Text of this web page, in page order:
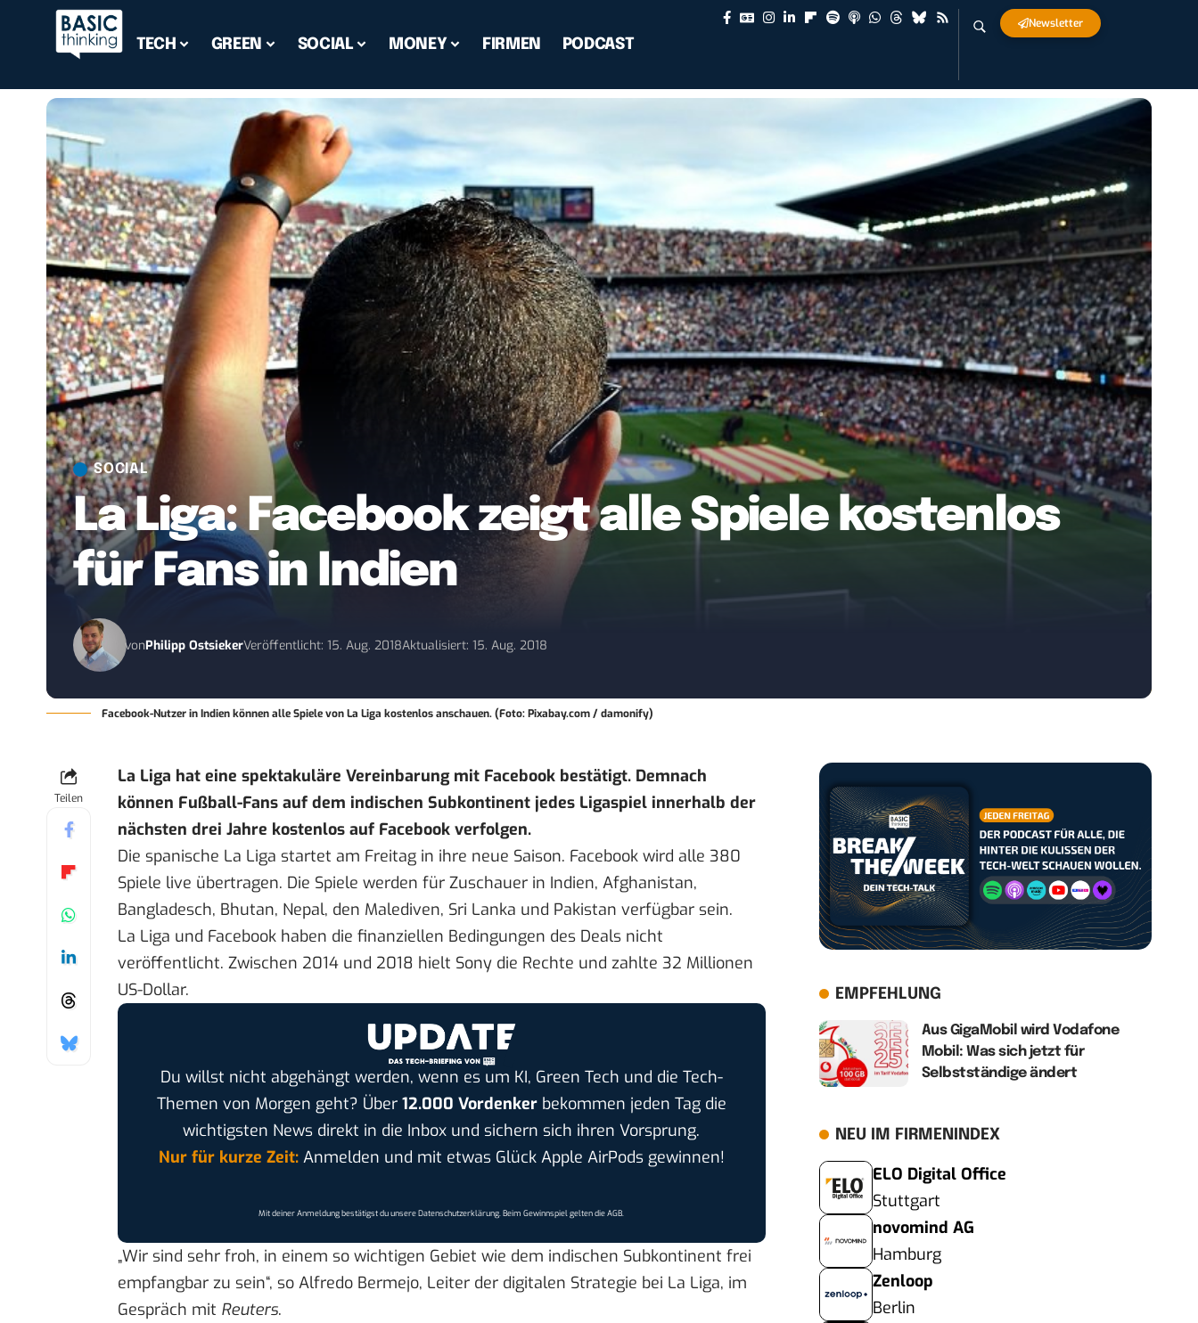
TECH GREEN SOCIAL MONEY FIRMEN PODCAST
Newsletter
SOCIAL
La Liga: Facebook zeigt alle Spiele kostenlos
für Fans in Indien
vonPhilipp OstsiekerVeröffentlicht: 15. Aug. 2018Aktualisiert: 15. Aug. 2018
Facebook-Nutzer in Indien können alle Spiele von La Liga kostenlos anschauen. (Foto: Pixabay.com / damonify)
Teilen
La Liga hat eine spektakuläre Vereinbarung mit Facebook bestätigt. Demnach
können Fußball-Fans auf dem indischen Subkontinent jedes Ligaspiel innerhalb der
nächsten drei Jahre kostenlos auf Facebook verfolgen.
Die spanische La Liga startet am Freitag in ihre neue Saison. Facebook wird alle 380
Spiele live übertragen. Die Spiele werden für Zuschauer in Indien, Afghanistan,
Bangladesch, Bhutan, Nepal, den Malediven, Sri Lanka und Pakistan verfügbar sein.
La Liga und Facebook haben die finanziellen Bedingungen des Deals nicht
veröffentlicht. Zwischen 2014 und 2018 hielt Sony die Rechte und zahlte 32 Millionen
US-Dollar.
Du willst nicht abgehängt werden, wenn es um KI, Green Tech und die Tech-
Themen von Morgen geht? Über 12.000 Vordenkerbekommen jeden Tag die
wichtigsten News direkt in die Inbox und sichern sich ihren Vorsprung.
Nur für kurze Zeit:Anmelden und mit etwas Glück Apple AirPods gewinnen!
Mit deiner Anmeldung bestätigst du unsereDatenschutzerklärung. Beim Gewinnspiel gelten dieAGB.
„Wir sind sehr froh, in einem so wichtigen Gebiet wie dem indischen Subkontinent frei
empfangbar zu sein“, so Alfredo Bermejo, Leiter der digitalen Strategie bei La Liga, im
Gespräch mit Reuters.
EMPFEHLUNG
Aus GigaMobil wird Vodafone
Mobil: Was sich jetzt für
Selbstständige ändert
NEU IM FIRMENINDEX
ELO Digital Office
Stuttgart
novomind AG
Hamburg
Zenloop
Berlin